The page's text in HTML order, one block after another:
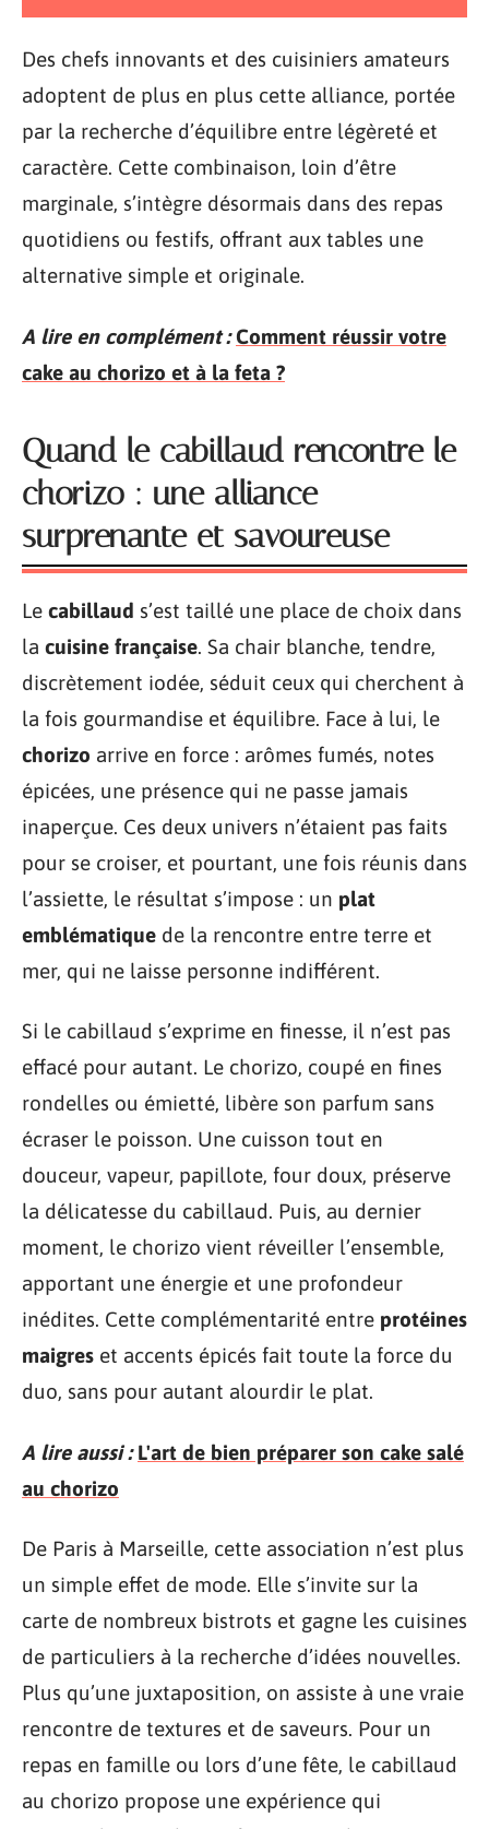
Des chefs innovants et des cuisiniers amateurs
adoptent de plus en plus cette alliance, portée
par la recherche d’équilibre entre légèreté et
caractère. Cette combinaison, loin d’être
marginale, s’intègre désormais dans des repas
quotidiens ou festifs, offrant aux tables une
alternative simple et originale.
A lire en complément : Comment réussir votre
cake au chorizo et à la feta ?
Quand le cabillaud rencontre le
chorizo : une alliance
surprenante et savoureuse
Le cabillaud s’est taillé une place de choix dans
la cuisine française. Sa chair blanche, tendre,
discrètement iodée, séduit ceux qui cherchent à
la fois gourmandise et équilibre. Face à lui, le
chorizo arrive en force : arômes fumés, notes
épicées, une présence qui ne passe jamais
inaperçue. Ces deux univers n’étaient pas faits
pour se croiser, et pourtant, une fois réunis dans
l’assiette, le résultat s’impose : un plat
emblématique de la rencontre entre terre et
mer, qui ne laisse personne indifférent.
Si le cabillaud s’exprime en finesse, il n’est pas
effacé pour autant. Le chorizo, coupé en fines
rondelles ou émietté, libère son parfum sans
écraser le poisson. Une cuisson tout en
douceur, vapeur, papillote, four doux, préserve
la délicatesse du cabillaud. Puis, au dernier
moment, le chorizo vient réveiller l’ensemble,
apportant une énergie et une profondeur
inédites. Cette complémentarité entre protéines
maigres et accents épicés fait toute la force du
duo, sans pour autant alourdir le plat.
A lire aussi : L'art de bien préparer son cake salé
au chorizo
De Paris à Marseille, cette association n’est plus
un simple effet de mode. Elle s’invite sur la
carte de nombreux bistrots et gagne les cuisines
de particuliers à la recherche d’idées nouvelles.
Plus qu’une juxtaposition, on assiste à une vraie
rencontre de textures et de saveurs. Pour un
repas en famille ou lors d’une fête, le cabillaud
au chorizo propose une expérience qui